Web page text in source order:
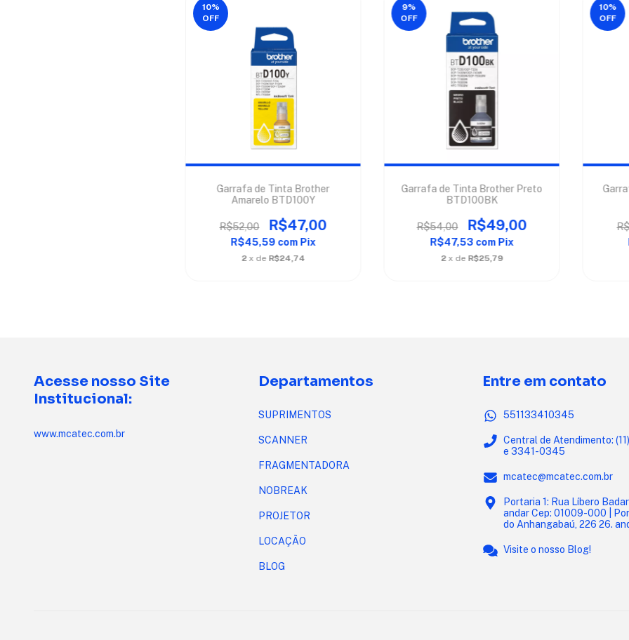
10%
OFF
Garrafa de Tinta Brother
Amarelo BTD100Y
R$52,00 R$47,00
R$45,59 com Pix
2 x de R$24,74
9%
OFF
Garrafa de Tinta Brother Preto
BTD100BK
R$54,00 R$49,00
R$47,53 com Pix
2 x de R$25,79
10%
OFF
Acesse nosso Site
Institucional:
www.mcatec.com.br
Departamentos
SUPRIMENTOS
SCANNER
FRAGMENTADORA
NOBREAK
PROJETOR
LOCAÇÃO
BLOG
Entre em contato
551133410345
Central de Atendimento:
e 3341-0345
mcatec@mcatec.com.br
Portaria 1: Rua Líbero
andar Cep: 01009-000 |
do Anhangabaú, 226 26.
Visite o nosso Blog!